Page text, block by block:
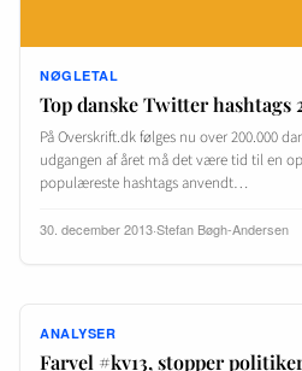
NØGLETAL
Top danske Twitter hashtags
På Overskrift.dk følges nu over 200.000
udgangen af året må det være tid til en
populæreste hashtags anvendt…
30. december 2013·Stefan Bøgh-Andersen
ANALYSER
Farvel #kv13, stopper